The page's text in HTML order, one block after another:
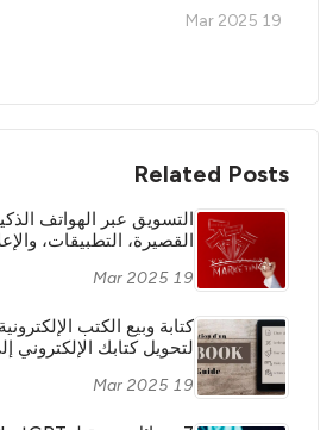
19 Mar 2025
Related Posts
التسويق عبر الهواتف
القصيرة، التطبيقات،
19 Mar 2025
لتحويل كتابك الإلكتروني
19 Mar 2025